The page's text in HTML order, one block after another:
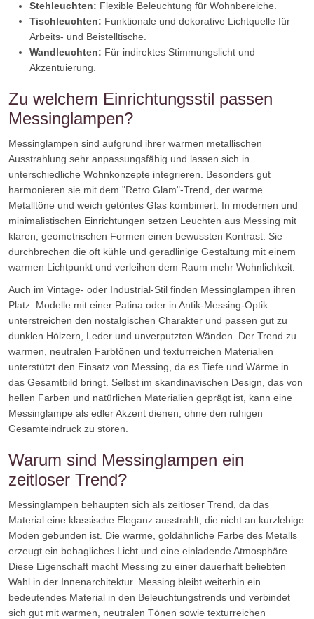
Stehleuchten: Flexible Beleuchtung für Wohnbereiche.
Tischleuchten: Funktionale und dekorative Lichtquelle für
Arbeits- und Beistelltische.
Wandleuchten: Für indirektes Stimmungslicht und
Akzentuierung.
Zu welchem Einrichtungsstil passen
Messinglampen?
Messinglampen sind aufgrund ihrer warmen metallischen
Ausstrahlung sehr anpassungsfähig und lassen sich in
unterschiedliche Wohnkonzepte integrieren. Besonders gut
harmonieren sie mit dem "Retro Glam"-Trend, der warme
Metalltöne und weich getöntes Glas kombiniert. In modernen und
minimalistischen Einrichtungen setzen Leuchten aus Messing mit
klaren, geometrischen Formen einen bewussten Kontrast. Sie
durchbrechen die oft kühle und geradlinige Gestaltung mit einem
warmen Lichtpunkt und verleihen dem Raum mehr Wohnlichkeit.
Auch im Vintage- oder Industrial-Stil finden Messinglampen ihren
Platz. Modelle mit einer Patina oder in Antik-Messing-Optik
unterstreichen den nostalgischen Charakter und passen gut zu
dunklen Hölzern, Leder und unverputzten Wänden. Der Trend zu
warmen, neutralen Farbtönen und texturreichen Materialien
unterstützt den Einsatz von Messing, da es Tiefe und Wärme in
das Gesamtbild bringt. Selbst im skandinavischen Design, das von
hellen Farben und natürlichen Materialien geprägt ist, kann eine
Messinglampe als edler Akzent dienen, ohne den ruhigen
Gesamteindruck zu stören.
Warum sind Messinglampen ein
zeitloser Trend?
Messinglampen behaupten sich als zeitloser Trend, da das
Material eine klassische Eleganz ausstrahlt, die nicht an kurzlebige
Moden gebunden ist. Die warme, goldähnliche Farbe des Metalls
erzeugt ein behagliches Licht und eine einladende Atmosphäre.
Diese Eigenschaft macht Messing zu einer dauerhaft beliebten
Wahl in der Innenarchitektur. Messing bleibt weiterhin ein
bedeutendes Material in den Beleuchtungstrends und verbindet
sich gut mit warmen, neutralen Tönen sowie texturreichen